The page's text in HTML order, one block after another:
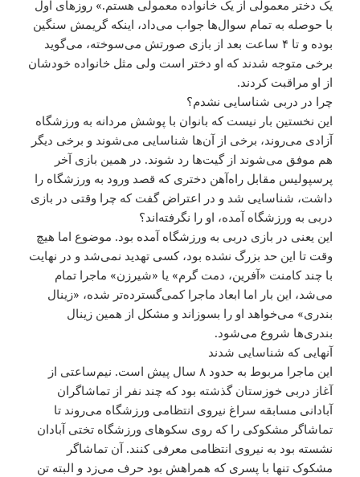
یک دختر معمولی از یک خانواده معمولی هستم.» روزهای اول
با حوصله به تمام سوال‌ها جواب می‌داد، اینکه گریمش سنگین
بوده و تا ۴ ساعت بعد از بازی صورتش می‌سوخته، می‌گوید
برخی متوجه شدند که او دختر است ولی مثل خانواده‌ خودشان
از او مراقبت کردند.
چرا در دربی شناسایی نشدم؟
این نخستین بار نیست که بانوان با پوشش مردانه به ورزشگاه
آزادی می‌روند، برخی از آن‌ها شناسایی می‌شوند و برخی دیگر
هم موفق می‌شوند از گیت‌ها رد شوند. در همین بازی آخر
پرسپولیس مقابل راه‌آهن دختری که قصد ورود به ورزشگاه را
داشت، شناسایی شد و در اعتراض گفت که چرا وقتی در بازی
دربی به ورزشگاه آمده، او را نگرفته‌اند؟
این یعنی در بازی دربی به ورزشگاه آمده بود. موضوع اما هیچ
وقت تا این حد بزرگ نشده بود، کسی تهدید نمی‌شد و در نهایت
با چند کامنت «آفرین، دمت گرم» یا «شیرزن» ماجرا تمام
می‌شد، این بار اما ابعاد ماجرا کمی‌گسترده‌تر شده، «زینال
بندری» می‌خواهد او را بسوزاند و مشکل از همین زینال
بندری‌ها شروع می‌شود.
آنهایی که شناسایی شدند
این ماجرا مربوط به حدود ۸ سال پیش است. نیم‌ساعتی از
آغاز دربی خوزستان گذشته بود که چند نفر از تماشاگران
آبادانی مسابقه سراغ نیروی انتظامی‌ ورزشگاه می‌روند تا
تماشاگر مشکوکی را که روی سکوهای ورزشگاه تختی آبادان
نشسته بود به نیروی انتظامی‌ معرفی کنند. آن تماشاگر
مشکوک تنها با پسری که همراهش بود حرف می‌زد و البته تن